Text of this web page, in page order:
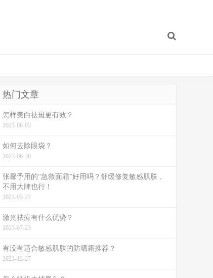
热门文章
怎样美白祛斑更有效？
2023-06-03
如何去除眼袋？
2023-06-30
张馨予用的“急救面霜”好用吗？舒缓修复敏感肌肤，
不用大牌也行！
2023-05-27
激光祛痘有什么优势？
2023-07-23
有没有适合敏感肌肤的防晒霜推荐？
2023-12-27